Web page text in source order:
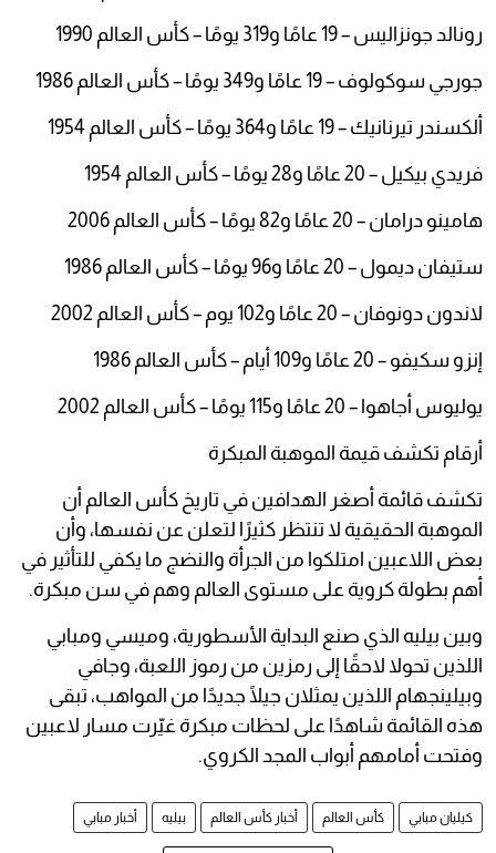
رونالد جونزاليس – 19 عامًا و319 يومًا – كأس العالم 1990
جورجي سوكولوف – 19 عامًا و349 يومًا – كأس العالم 1986
ألكسندر تيرنانيك – 19 عامًا و364 يومًا – كأس العالم 1954
فريدي بيكيل – 20 عامًا و28 يومًا – كأس العالم 1954
هامينو درامان – 20 عامًا و82 يومًا – كأس العالم 2006
ستيفان ديمول – 20 عامًا و96 يومًا – كأس العالم 1986
لاندون دونوفان – 20 عامًا و102 يوم – كأس العالم 2002
إنزو سكيفو – 20 عامًا و109 أيام – كأس العالم 1986
يوليوس أجاهوا – 20 عامًا و115 يومًا – كأس العالم 2002
أرقام تكشف قيمة الموهبة المبكرة
تكشف قائمة أصغر الهدافين في تاريخ كأس العالم أن
الموهبة الحقيقية لا تنتظر كثيرًا لتعلن عن نفسها، وأن
بعض اللاعبين امتلكوا من الجرأة والنضج ما يكفي للتأثير في
أهم بطولة كروية على مستوى العالم وهم في سن مبكرة.
وبين بيليه الذي صنع البداية الأسطورية، وميسي ومبابي
اللذين تحولا لاحقًا إلى رمزين من رموز اللعبة، وجافي
وبيلينجهام اللذين يمثلان جيلًا جديدًا من المواهب، تبقى
هذه القائمة شاهدًا على لحظات مبكرة غيّرت مسار لاعبين
وفتحت أمامهم أبواب المجد الكروي.
كيليان مبابي كأس العالم أخبار كأس العالم بيليه أخبار مبابي